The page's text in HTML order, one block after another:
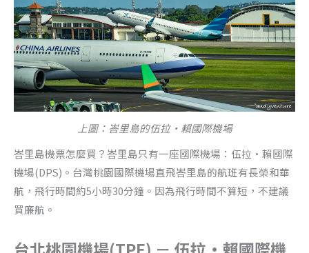
上圖：峇里島的伍拉·賴國際機場
峇里島機票怎麼買？峇里島只有一座國際機場：伍拉·賴國際
機場(DPS)。台灣桃園國際機場直飛峇里島的航班有長榮和華
航，飛行時間約5小時30分鐘。因為飛行時間不算短，不建議
買廉航。